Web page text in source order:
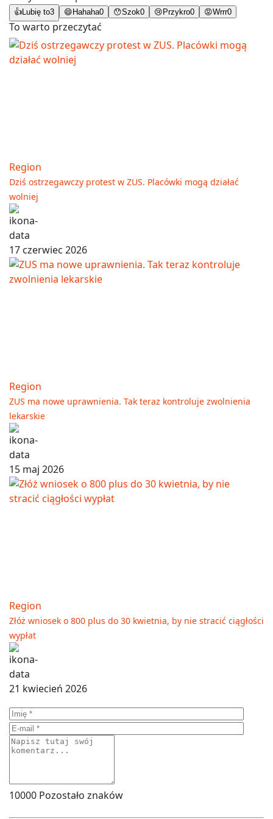
👍 Lubię to3 😄 Hahaha0 😯Szok0 😢 Przykro0 😡Wrrr0
To warto przeczytać
Region
Dziś ostrzegawczy protest w ZUS. Placówki mogą działać
wolniej
17 czerwiec 2026
Region
ZUS ma nowe uprawnienia. Tak teraz kontroluje zwolnienia
lekarskie
15 maj 2026
Region
Złóż wniosek o 800 plus do 30 kwietnia, by nie stracić ciągłości
wypłat
21 kwiecień 2026
10000 Pozostało znaków